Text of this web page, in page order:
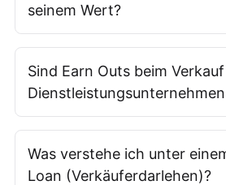
seinem Wert?
Sind Earn Outs beim
Was verstehe ich unter
Loan (Verkäuferdarlehen)?